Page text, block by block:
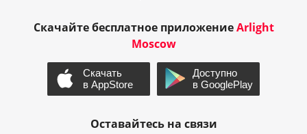
Скачайте бесплатное приложениеArlight
Moscow
Оставайтесь на связи